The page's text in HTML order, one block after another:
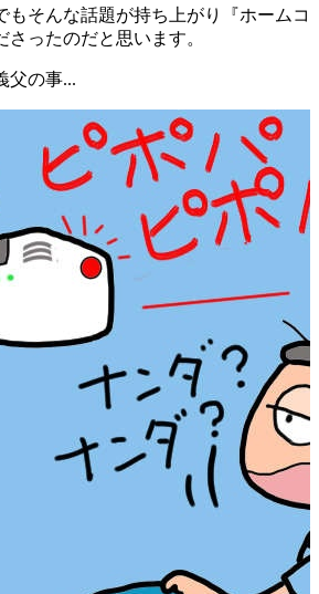
もそんな話題が持ち上がり『ホームコ
ったのだと思います。
父の事...